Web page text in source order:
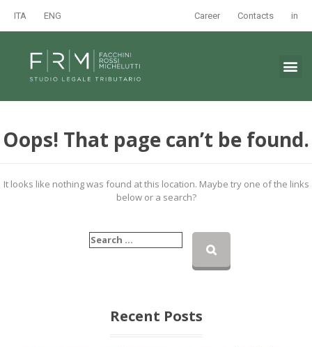
ITA ENG Career Contacts in
Oops! That page can’t be found.
It looks like nothing was found at this location. Maybe try one of the links
below or a search?
Recent Posts